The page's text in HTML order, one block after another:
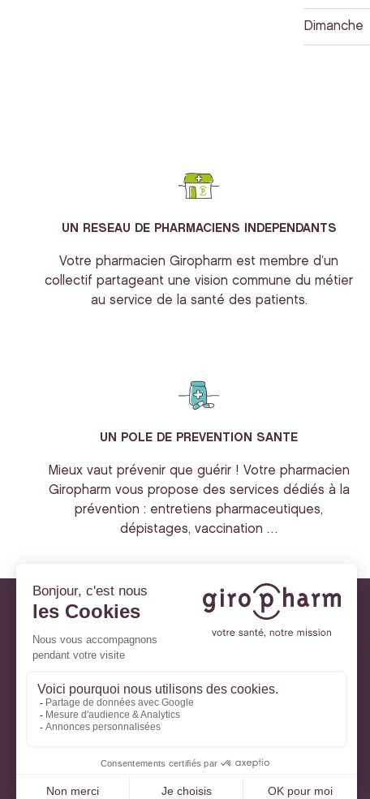
Dimanche
UN RESEAU DE PHARMACIENS INDEPENDANTS
Votre pharmacien Giropharm est membre d’un
collectif partageant une vision commune du métier
au service de la santé des patients.
UN POLE DE PREVENTION SANTE
Mieux vaut prévenir que guérir ! Votre pharmacien
Giropharm vous propose des services dédiés à la
prévention : entretiens pharmaceutiques,
dépistages, vaccination …
À votre service
Mon Espace Patient